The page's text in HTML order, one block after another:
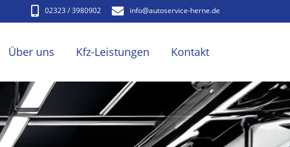
02323 / 3980902 info​@autoservice-herne.de
Über uns Kfz-Leistungen Kontakt